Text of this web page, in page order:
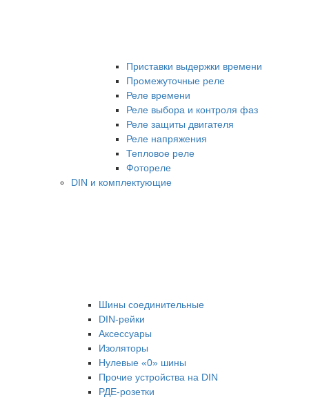
Приставки выдержки времени
Промежуточные реле
Реле времени
Реле выбора и контроля фаз
Реле защиты двигателя
Реле напряжения
Тепловое реле
Фотореле
DIN и комплектующие
Шины соединительные
DIN-рейки
Аксессуары
Изоляторы
Нулевые «0» шины
Прочие устройства на DIN
РДЕ-розетки